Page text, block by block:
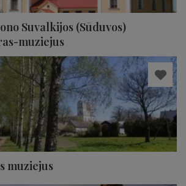
Suvalkijos (Sūduvos)
muziejus
muziejus